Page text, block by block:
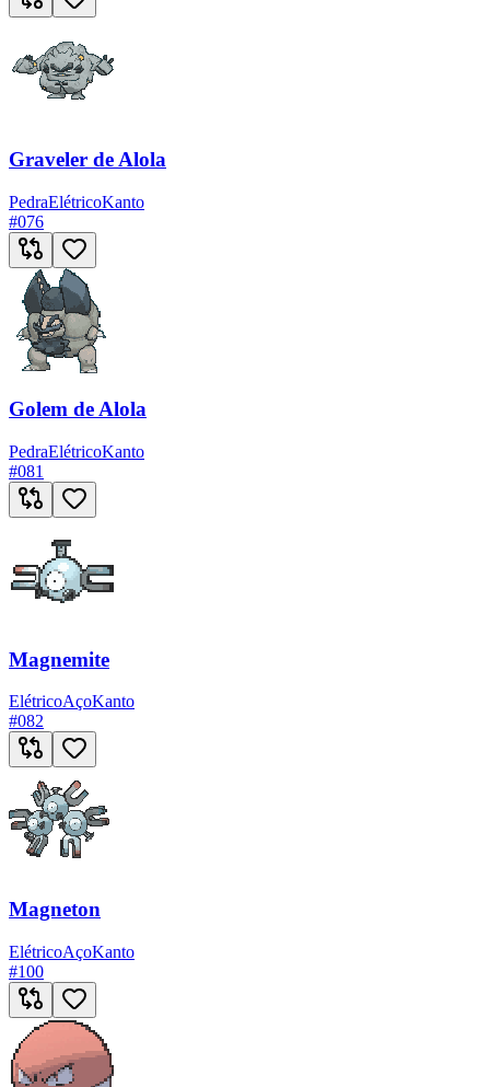
Graveler de Alola
PedraElétricoKanto
#076
Golem de Alola
PedraElétricoKanto
#081
Magnemite
ElétricoAçoKanto
#082
Magneton
ElétricoAçoKanto
#100